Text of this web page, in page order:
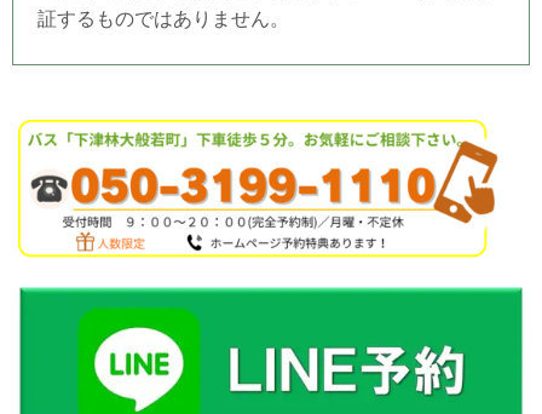
証するものではありません。